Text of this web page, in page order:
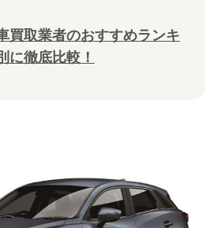
買取業者のおすすめランキ
に徹底比較！